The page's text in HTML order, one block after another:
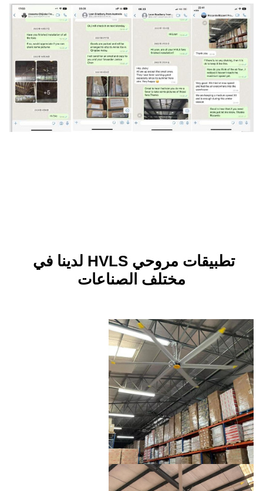
تطبيقات مروحي HVLS لدينا في
الصناعات